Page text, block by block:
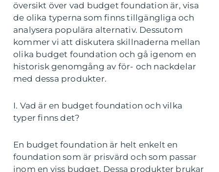
översikt över vad budget foundation är, visa
de olika typerna som finns tillgängliga och
analysera populära alternativ. Dessutom
kommer vi att diskutera skillnaderna mellan
olika budget foundation och gå igenom en
historisk genomgång av för- och nackdelar
med dessa produkter.
I. Vad är en budget foundation och vilka
typer finns det?
En budget foundation är helt enkelt en
foundation som är prisvärd och som passar
inom en viss budget. Dessa produkter brukar